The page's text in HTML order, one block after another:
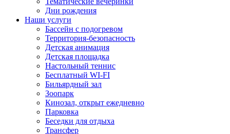
Дни рождения
Наши услуги
Бассейн с подогревом
Территория-безопасность
Детская анимация
Детская площадка
Настольный теннис
Бесплатный WI-FI
Бильярдный зал
Зоопарк
Кинозал, открыт ежедневно
Парковка
Беседки для отдыха
Трансфер